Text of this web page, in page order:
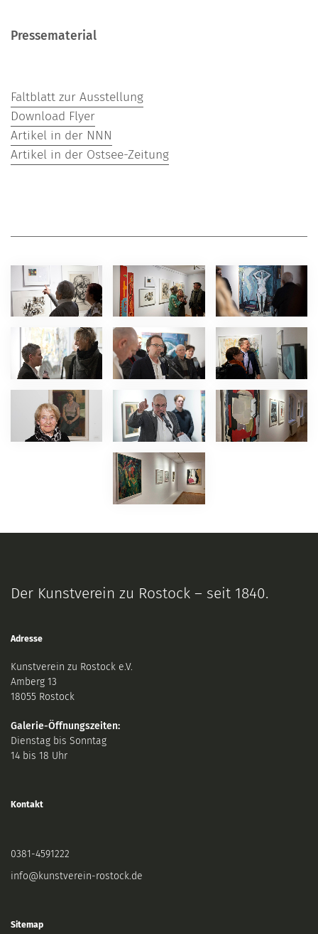
Pressematerial
Faltblatt zur Ausstellung
Download Flyer
Artikel in der NNN
Artikel in der Ostsee-Zeitung
Der Kunstverein zu Rostock – seit 1840.
Adresse
Kunstverein zu Rostock e.V.
Amberg 13
18055 Rostock
Galerie-Öffnungszeiten:
Dienstag bis Sonntag
14 bis 18 Uhr
Kontakt
0381-4591222
info@kunstverein-rostock.de
Sitemap